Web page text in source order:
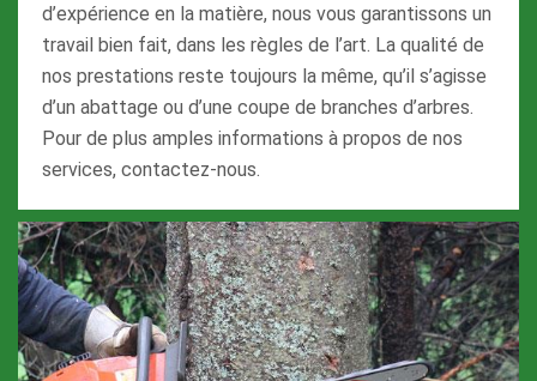
d’expérience en la matière, nous vous garantissons un
travail bien fait, dans les règles de l’art. La qualité de
nos prestations reste toujours la même, qu’il s’agisse
d’un abattage ou d’une coupe de branches d’arbres.
Pour de plus amples informations à propos de nos
services, contactez-nous.